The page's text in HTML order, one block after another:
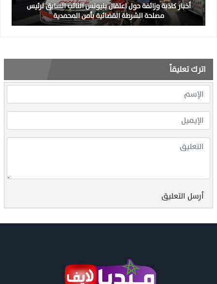
أخبار كاذبة وزائفة حول اعتقال بنيونس النائب السابق لرئيس
مصلحة الشرطة القضائية بأمن المحمدية
اترك تعليقاً
أرسل التعليق